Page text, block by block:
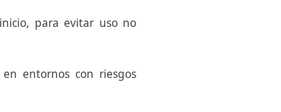
para evitar uso no
entornos con riesgos